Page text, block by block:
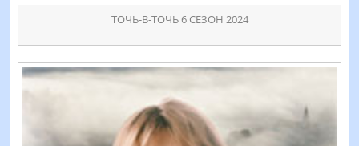
ТОЧЬ-В-ТОЧЬ 6 СЕЗОН 2024